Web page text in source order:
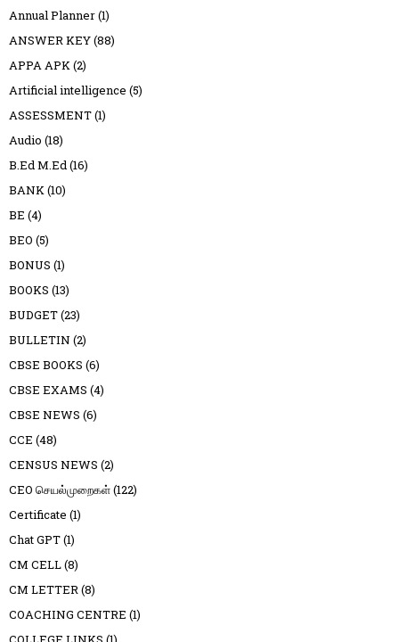
Annual Planner(1)
ANSWER KEY(88)
APPA APK(2)
Artificial intelligence (5)
ASSESSMENT(1)
Audio (18)
B.Ed M.Ed(16)
BANK(10)
BE (4)
BEO (5)
BONUS (1)
BOOKS (13)
BUDGET(23)
BULLETIN (2)
CBSE BOOKS (6)
CBSE EXAMS (4)
CBSE NEWS (6)
CCE (48)
CENSUS NEWS (2)
CEO செயல்முறைகள்(122)
Certificate (1)
Chat GPT(1)
CM CELL(8)
CM LETTER(8)
COACHING CENTRE (1)